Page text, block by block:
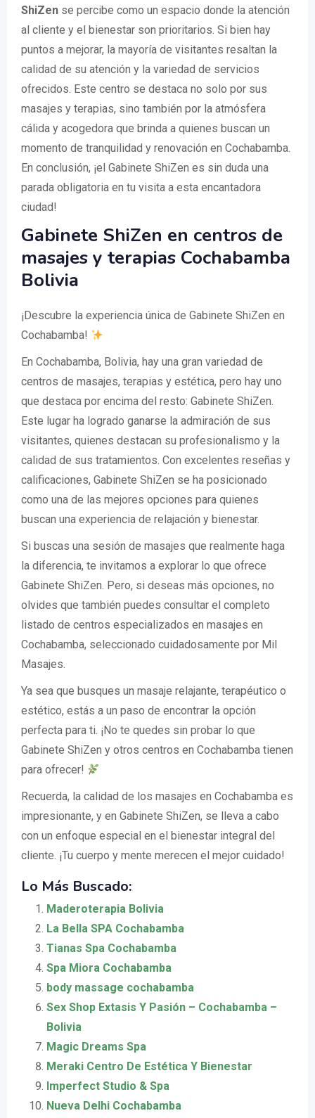
ShiZen se percibe como un espacio donde la atención
al cliente y el bienestar son prioritarios. Si bien hay
puntos a mejorar, la mayoría de visitantes resaltan la
calidad de su atención y la variedad de servicios
ofrecidos. Este centro se destaca no solo por sus
masajes y terapias, sino también por la atmósfera
cálida y acogedora que brinda a quienes buscan un
momento de tranquilidad y renovación en Cochabamba.
En conclusión, ¡el Gabinete ShiZen es sin duda una
parada obligatoria en tu visita a esta encantadora
ciudad!
Gabinete ShiZen en centros de
masajes y terapias Cochabamba
Bolivia
¡Descubre la experiencia única de Gabinete ShiZen en
Cochabamba!
En Cochabamba, Bolivia, hay una gran variedad de
centros de masajes, terapias y estética, pero hay uno
que destaca por encima del resto: Gabinete ShiZen.
Este lugar ha logrado ganarse la admiración de sus
visitantes, quienes destacan su profesionalismo y la
calidad de sus tratamientos. Con excelentes reseñas y
calificaciones, Gabinete ShiZen se ha posicionado
como una de las mejores opciones para quienes
buscan una experiencia de relajación y bienestar.
Si buscas una sesión de masajes que realmente haga
la diferencia, te invitamos a explorar lo que ofrece
Gabinete ShiZen. Pero, si deseas más opciones, no
olvides que también puedes consultar el completo
listado de centros especializados en masajes en
Cochabamba, seleccionado cuidadosamente por Mil
Masajes.
Ya sea que busques un masaje relajante, terapéutico o
estético, estás a un paso de encontrar la opción
perfecta para ti. ¡No te quedes sin probar lo que
Gabinete ShiZen y otros centros en Cochabamba tienen
para ofrecer!
Recuerda, la calidad de los masajes en Cochabamba es
impresionante, y en Gabinete ShiZen, se lleva a cabo
con un enfoque especial en el bienestar integral del
cliente. ¡Tu cuerpo y mente merecen el mejor cuidado!
Lo Más Buscado:
Maderoterapia Bolivia
La Bella SPA Cochabamba
Tianas Spa Cochabamba
Spa Miora Cochabamba
body massage cochabamba
Sex Shop Extasis Y Pasión – Cochabamba –
Bolivia
Magic Dreams Spa
Meraki Centro De Estética Y Bienestar
Imperfect Studio & Spa
Nueva Delhi Cochabamba